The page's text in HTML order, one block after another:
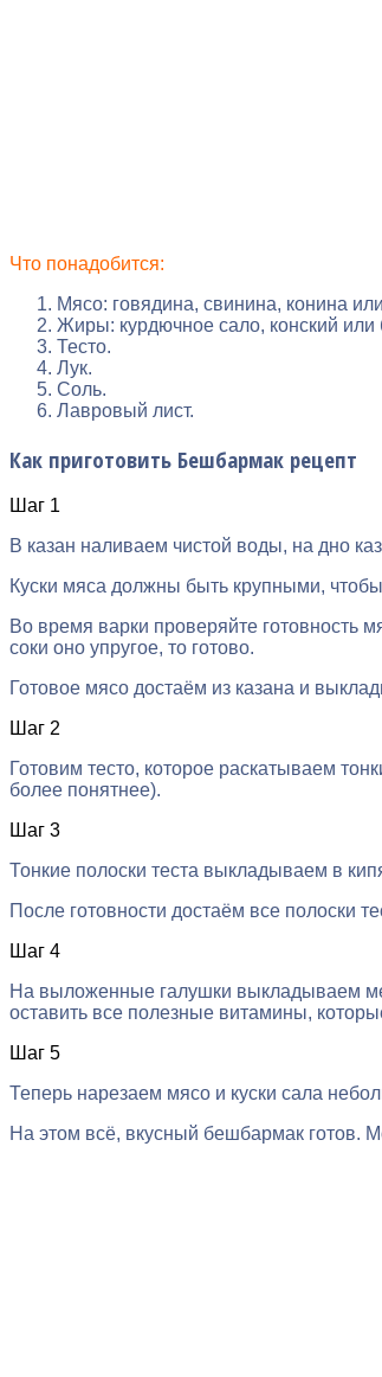
Что понадобится:
Мясо: говядина, свинина, конина
Жиры: курдючное сало, конский
Тесто.
Лук.
Соль.
Лавровый лист.
Как приготовить Бешбармак рецепт
Шаг 1
В казан наливаем чистой воды, на дно
Куски мяса должны быть крупными,
Во время варки проверяйте готовность
соки оно упругое, то готово.
Готовое мясо достаём из казана и
Шаг 2
Готовим тесто, которое раскатываем
более понятнее).
Шаг 3
Тонкие полоски теста выкладываем в
После готовности достаём все полоски
Шаг 4
На выложенные галушки выкладываем
оставить все полезные витамины,
Шаг 5
Теперь нарезаем мясо и куски сала
На этом всё, вкусный бешбармак готов.